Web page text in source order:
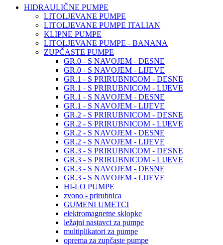
HIDRAULIČNE PUMPE
LITOLJEVANE PUMPE
LITOLJEVANE PUMPE ITALIAN
KLIPNE PUMPE
LITOLJEVANE PUMPE - BANANA
ZUPČASTE PUMPE
GR.0 - S NAVOJEM - DESNE
GR.0 - S NAVOJEM - LIJEVE
GR.1 - S PRIRUBNICOM - DESNE
GR.1 - S PRIRUBNICOM - LIJEVE
GR.1 - S NAVOJEM - DESNE
GR.1 - S NAVOJEM - LIJEVE
GR.2 - S PRIRUBNICOM - DESNE
GR.2 - S PRIRUBNICOM - LIJEVE
GR.2 - S NAVOJEM - DESNE
GR.2 - S NAVOJEM - LIJEVE
GR.3 - S PRIRUBNICOM - DESNE
GR.3 - S PRIRUBNICOM - LIJEVE
GR.3 - S NAVOJEM - DESNE
GR.3 - S NAVOJEM - LIJEVE
HI-LO PUMPE
zvono - prirubnica
GUMENI UMETCI
elektromagnetne sklopke
ležajni nastavci za pumpe
multiplikatori za pumpe
oprema za zupčaste pumpe